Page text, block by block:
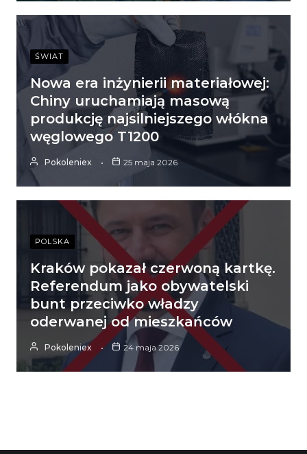
ŚWIAT
Nowa era inżynierii materiałowej:
Chiny uruchamiają masową
produkcję najsilniejszego włókna
węglowego T1200
Pokoleniex 25 maja 2026
POLSKA
Kraków pokazał czerwoną kartkę.
Referendum jako obywatelski
bunt przeciwko władzy
oderwanej od mieszkańców
Pokoleniex 24 maja 2026